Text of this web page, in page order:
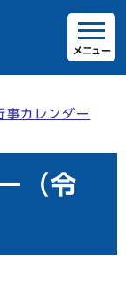
メニュー
事カレンダー
（令